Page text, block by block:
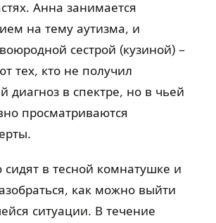
Анна занимается
на тему аутизма, и
сестрой (кузиной) –
тех, кто не получил
диагноз в спектре, но в чьей
просматриваются
сидят в тесной комнатушке и
как можно выйти
ситуации. В течение